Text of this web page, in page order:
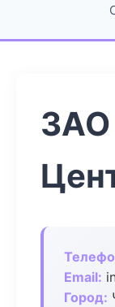
ЗАО
Email:
Город: